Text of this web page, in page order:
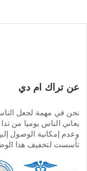
عن تراك ام دي
نحن في مهمة لجعل
يعاني الناس يوميا من
وعدم إمكانية الوصول
تأسست لتخفيف هذا